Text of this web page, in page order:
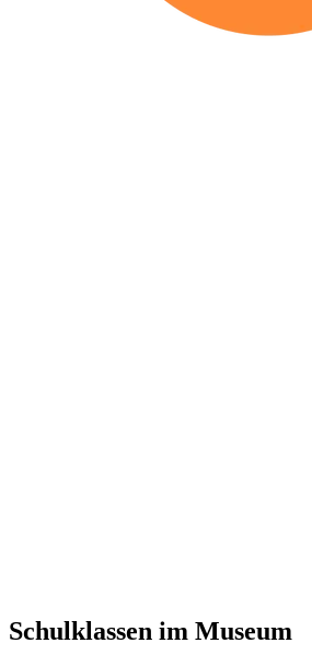
Schulklassen im Museum